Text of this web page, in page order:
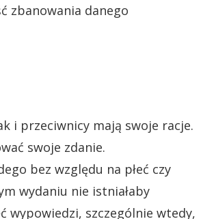
zbanowania danego
i przeciwnicy mają swoje racje.
swoje zdanie.
bez względu na płeć czy
wydaniu nie istniałaby
wypowiedzi, szczególnie wtedy,